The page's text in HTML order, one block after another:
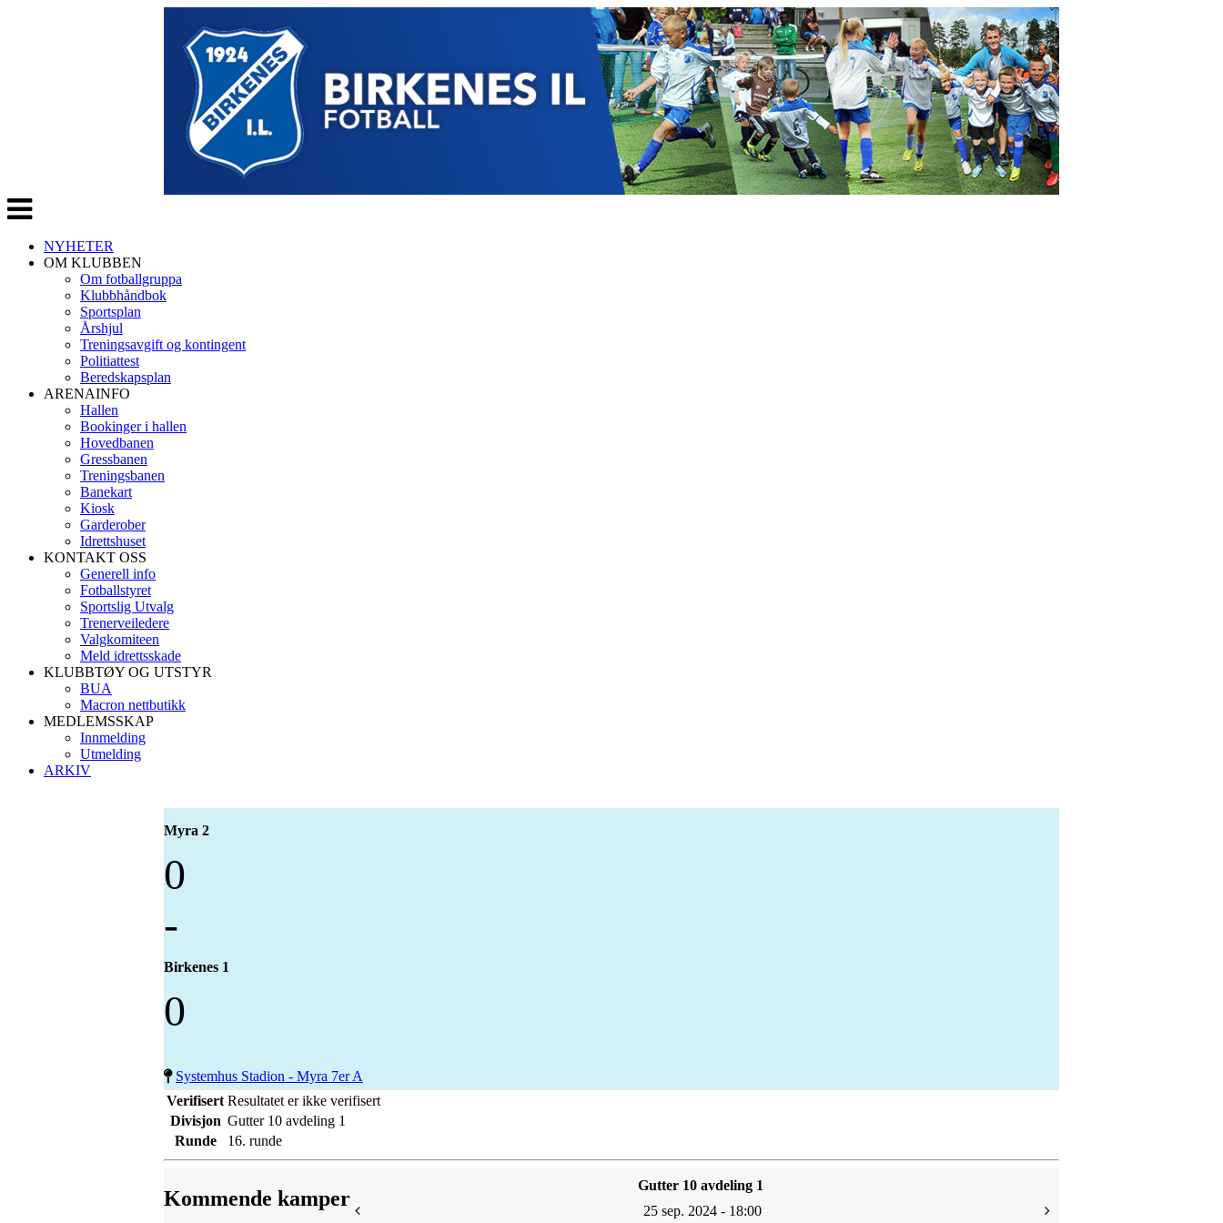
Veksle
navigasjon
NYHETER
OM KLUBBEN
Om fotballgruppa
Klubbhåndbok
Sportsplan
Årshjul
Treningsavgift og kontingent
Politiattest
Beredskapsplan
ARENAINFO
Hallen
Bookinger i hallen
Hovedbanen
Gressbanen
Treningsbanen
Banekart
Kiosk
Garderober
Idrettshuset
KONTAKT OSS
Generell info
Fotballstyret
Sportslig Utvalg
Trenerveiledere
Valgkomiteen
Meld idrettsskade
KLUBBTØY OG UTSTYR
BUA
Macron nettbutikk
MEDLEMSSKAP
Innmelding
Utmelding
ARKIV
Myra 2
0
-
Birkenes 1
0
Systemhus Stadion - Myra 7er A
Verifisert Resultatet er ikke verifisert
Divisjon Gutter 10 avdeling 1
Runde
16. runde
Kommende kamper
Gutter 10 avdeling 1
25 sep. 2024 - 18:00